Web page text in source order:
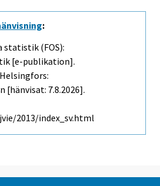
:
statistik (FOS):
[e-publikation].
7.8.2026].
2013/index_sv.html